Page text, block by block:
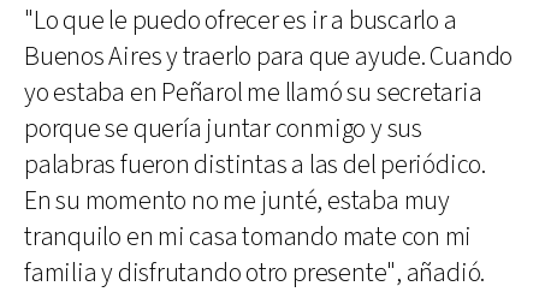
"Lo que le puedo ofrecer es ir a buscarlo a
Buenos Aires y traerlo para que ayude. Cuando
yo estaba en Peñarol me llamó su secretaria
porque se quería juntar conmigo y sus
palabras fueron distintas a las del periódico.
En su momento no me junté, estaba muy
tranquilo en mi casa tomando mate con mi
familia y disfrutando otro presente", añadió.